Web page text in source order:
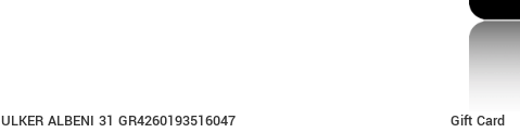
ULKER ALBENI 31 GR4260193516047 Gift Card